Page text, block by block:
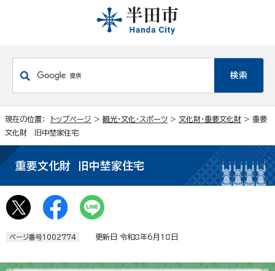
現在の位置： トップページ > 観光・文化・スポーツ > 文化財・重要文化財 > 重要
文化財 旧中埜家住宅
重要文化財 旧中埜家住宅
ページ番号1002774 更新日 令和8年6月18日